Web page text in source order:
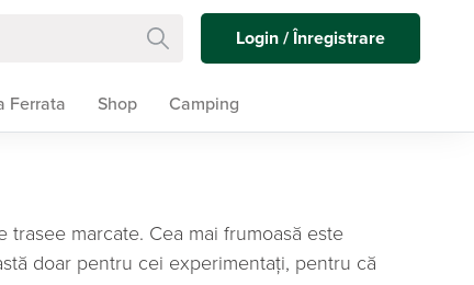
Login / Înregistrare
Ferrata Shop Camping
marcate. Cea mai frumoasă este
doar pentru cei experimentați, pentru că